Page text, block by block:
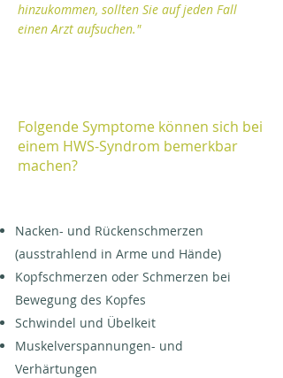
hinzukommen, sollten Sie auf jeden Fall
einen Arzt aufsuchen."
Folgende Symptome können sich bei
einem HWS-Syndrom bemerkbar
machen?
Nacken- und Rückenschmerzen
(ausstrahlend in Arme und Hände)
Kopfschmerzen oder Schmerzen bei
Bewegung des Kopfes
Schwindel und Übelkeit
Muskelverspannungen- und
Verhärtungen